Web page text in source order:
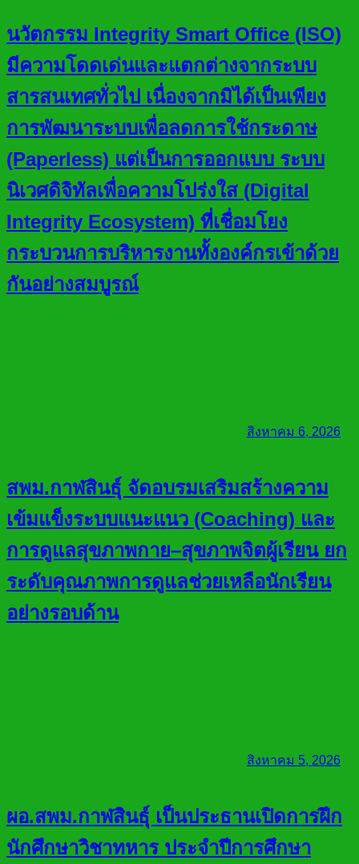
นวัตกรรม Integrity Smart Office (ISO)
มีความโดดเด่นและแตกต่างจากระบบ
สารสนเทศทั่วไป เนื่องจากมิได้เป็นเพียง
การพัฒนาระบบเพื่อลดการใช้กระดาษ
(Paperless) แต่เป็นการออกแบบ ระบบ
นิเวศดิจิทัลเพื่อความโปร่งใส (Digital
Integrity Ecosystem) ที่เชื่อมโยง
กระบวนการบริหารงานทั้งองค์กรเข้าด้วย
กันอย่างสมบูรณ์
สิงหาคม 6, 2026
สพม.กาฬสินธุ์ จัดอบรมเสริมสร้างความ
เข้มแข็งระบบแนะแนว (Coaching) และ
การดูแลสุขภาพกาย–สุขภาพจิตผู้เรียน ยก
ระดับคุณภาพการดูแลช่วยเหลือนักเรียน
อย่างรอบด้าน
สิงหาคม 5, 2026
ผอ.สพม.กาฬสินธุ์ เป็นประธานเปิดการฝึก
นักศึกษาวิชาทหาร ประจำปีการศึกษา